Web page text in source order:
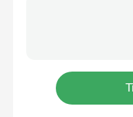
Máy đóng gói